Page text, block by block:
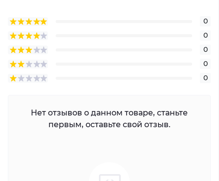
0
0
0
0
0
Нет отзывов о данном товаре, станьте
первым, оставьте свой отзыв.